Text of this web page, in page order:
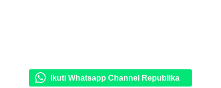
Ikuti Whatsapp Channel Republika